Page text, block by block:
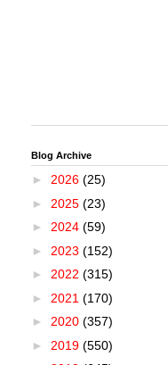
Blog Archive
► 2026 (25)
► 2025 (23)
► 2024 (59)
► 2023 (152)
► 2022 (315)
► 2021 (170)
► 2020 (357)
► 2019 (550)